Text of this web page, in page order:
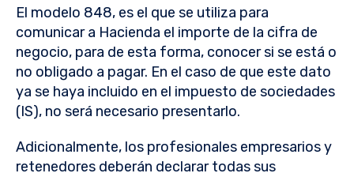
El modelo 848, es el que se utiliza para
comunicar a Hacienda el importe de la cifra de
negocio, para de esta forma, conocer si se está o
no obligado a pagar. En el caso de que este dato
ya se haya incluido en el impuesto de sociedades
(IS), no será necesario presentarlo.
Adicionalmente, los profesionales empresarios y
retenedores deberán declarar todas sus